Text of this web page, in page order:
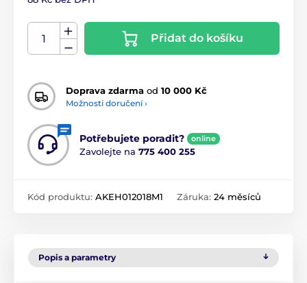
Přidat do košíku
Doprava zdarma od 10 000 Kč
Možnosti doručení ›
Potřebujete poradit? online
Zavolejte na 775 400 255
Kód produktu: AKEH012018M1 Záruka: 24 měsíců
Popis a parametry